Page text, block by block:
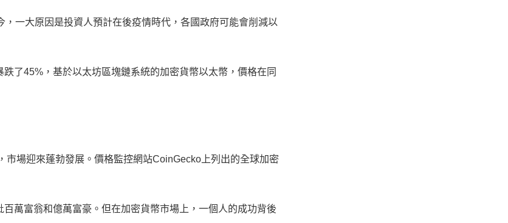
一大原因是投資人預計在後疫情時代，各國政府可能會削減以
了45%，基於以太坊區塊鏈系統的加密貨幣以太幣，價格在同
場迎來蓬勃發展。價格監控網站CoinGecko上列出的全球加密
萬富翁和億萬富豪。但在加密貨幣市場上，一個人的成功背後